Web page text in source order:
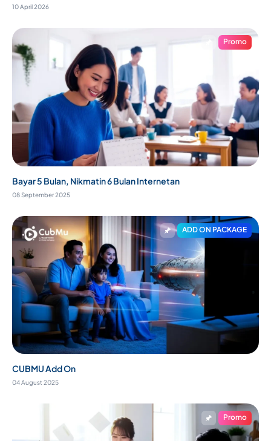
10 April 2026
Promo
Bayar 5 Bulan, Nikmatin 6 Bulan Internetan
08 September 2025
ADD ON PACKAGE
CUBMU Add On
04 August 2025
Promo